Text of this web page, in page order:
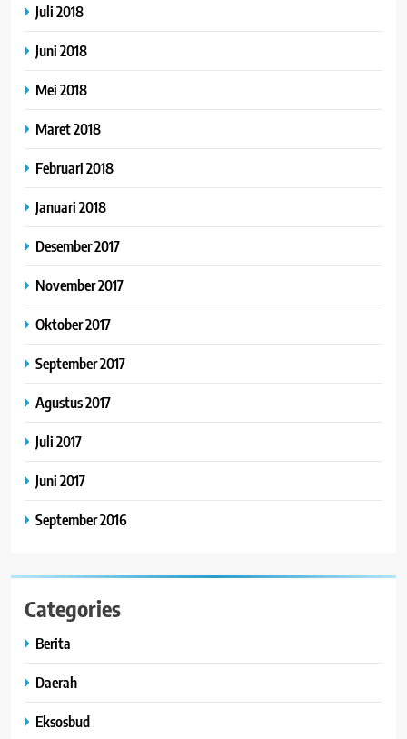
Juli 2018
Juni 2018
Mei 2018
Maret 2018
Februari 2018
Januari 2018
Desember 2017
November 2017
Oktober 2017
September 2017
Agustus 2017
Juli 2017
Juni 2017
September 2016
Categories
Berita
Daerah
Eksosbud